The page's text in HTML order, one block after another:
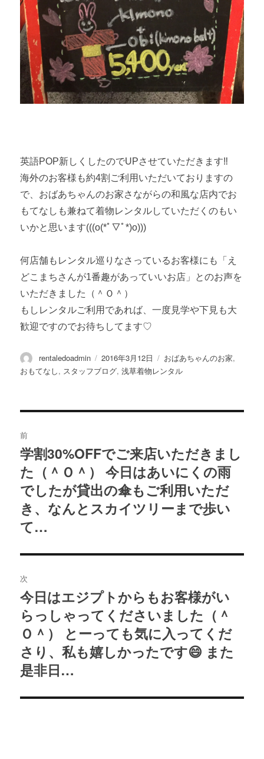
英語POP新しくしたのでUPさせていただきます‼︎
海外のお客様も約4割ご利用いただいておりますの
で、おばあちゃんのお家さながらの和風な店内でお
もてなしも兼ねて着物レンタルしていただくのもい
いかと思います(((o(*ﾟ▽ﾟ*)o)))
何店舗もレンタル巡りなさっているお客様にも「え
どこまちさんが1番趣があっていいお店」とのお声を
いただきました（＾Ｏ＾）
もしレンタルご利用であれば、一度見学や下見も大
歓迎ですのでお待ちしてます♡
投
稿
rentaledoadmin
投
稿
2016年3月12日
カ
テ
おばあちゃんのお家,
おもてなし, スタッフブログ,浅草着物レンタル
稿
ナ
ビ
ゲ
ー
シ
ョ
ン
前
過
去
の
投
稿:
学割30%OFFでご来店いただきまし
た（＾Ｏ＾） 今日はあいにくの雨
でしたが貸出の傘もご利用いただ
き、なんとスカイツリーまで歩い
て…
次
次
の
投
稿:
今日はエジプトからもお客様がい
らっしゃってくださいました（＾
Ｏ＾） とーっても気に入ってくだ
さり、私も嬉しかったです😄 また
是非日…